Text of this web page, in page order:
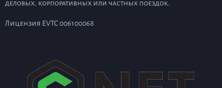
деловых, корпоративных или частных поездок.
Лицензия EVTC 006100068